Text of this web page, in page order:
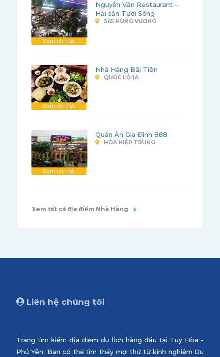
Xem chi tiết
Nguyễn Văn Restaurant -
Hải sản Tươi Sống
365 HÙNG VƯƠNG
Xem chi tiết
Nhà Hàng Bãi Tiên
QUỐC LỘ 1A
Xem chi tiết
Quán Ăn Gia Đình 888
HÒA HIỆP TRUNG
Xem tất cả địa điểm Nhà Hàng
Liên hệ chúng tôi
Trang tìm kiếm địa điểm du lịch hàng đầu tại Tuy Hòa -
Phú Yên. Bạn có thể tìm thấy mọi thứ từ kinh nghiệm Du